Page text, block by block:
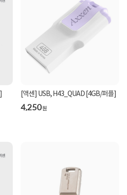
[액센] USB, H43_QUAD [4GB/퍼플]
4,250원